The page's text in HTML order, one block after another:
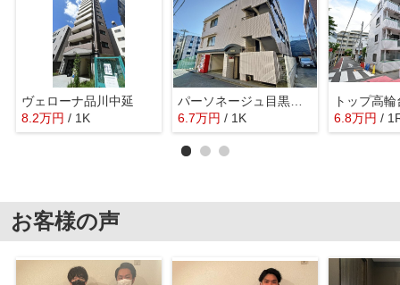
ヴェローナ品川中延
8.2万円 / 1K
パーソネージュ目黒不動前
6.7万円 / 1K
トップ高輪
6.8万円 /
お客様の声